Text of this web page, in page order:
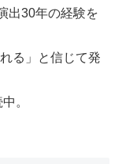
出30年の経験を
る」と信じて発
。